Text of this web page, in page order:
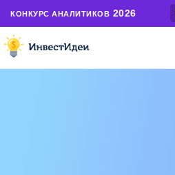
КОНКУРС АНАЛИТИКОВ 2026